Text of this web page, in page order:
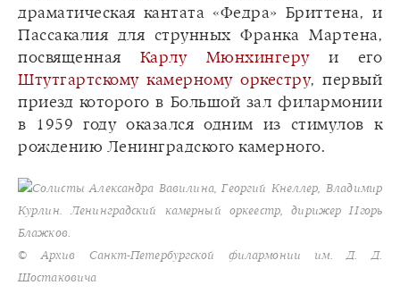
драматическая кантата «Федра» Бриттена, и
Пассакалия для струнных Франка Мартена,
посвященная Карлу Мюнхингеруи его
Штутгартскому камерному оркестру, первый
приезд которого в Большой зал филармонии
в 1959 году оказался одним из стимулов к
рождению Ленинградского камерного.
Солисты Александра Вавилина, Георгий Кнеллер, Владимир
Курлин. Ленинградский камерный оркеестр, дирижер Игорь
Блажков.
© Архив Санкт-Петербургской филармонии им. Д. Д.
Шостаковича